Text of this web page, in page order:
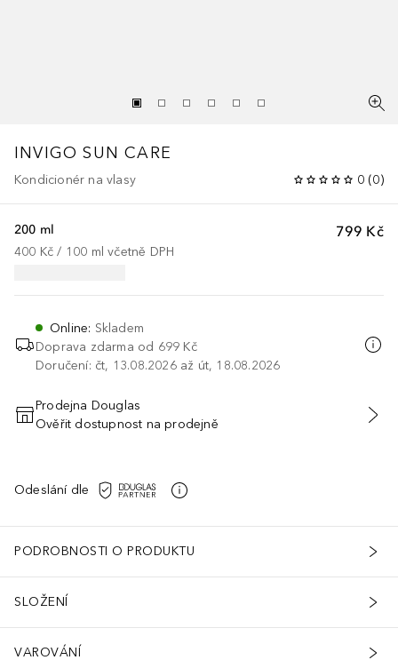
INVIGO SUN CARE
Kondicionér na vlasy 0 (0)
799 Kč
200 ml
400 Kč / 100 ml včetně DPH
Online: Skladem
Doprava zdarma od 699 Kč
Doručení: čt, 13.08.2026 až út, 18.08.2026
PŘIDAT DO KOŠÍKU
Prodejna Douglas
Ověřit dostupnost na prodejně
Odeslání dle
PODROBNOSTI O PRODUKTU
SLOŽENÍ
VAROVÁNÍ